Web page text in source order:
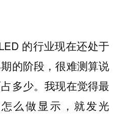
的行业现在还处于
的阶段，很难测算说
多少。我现在觉得最
么做显示，就发光